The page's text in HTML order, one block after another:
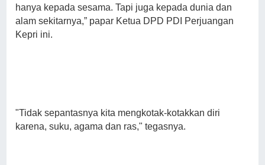
hanya kepada sesama. Tapi juga kepada dunia dan
alam sekitarnya,” papar Ketua DPD PDI Perjuangan
Kepri ini.
"Tidak sepantasnya kita mengkotak-kotakkan diri
karena, suku, agama dan ras," tegasnya.